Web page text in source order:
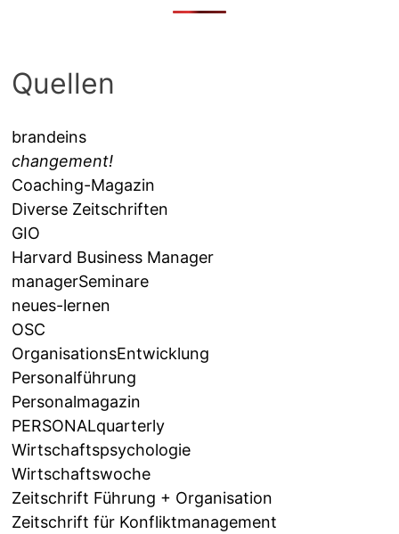
Quellen
brandeins
changement!
Coaching-Magazin
Diverse Zeitschriften
GIO
Harvard Business Manager
managerSeminare
neues-lernen
OSC
OrganisationsEntwicklung
Personalführung
Personalmagazin
PERSONALquarterly
Wirtschaftspsychologie
Wirtschaftswoche
Zeitschrift Führung + Organisation
Zeitschrift für Konfliktmanagement